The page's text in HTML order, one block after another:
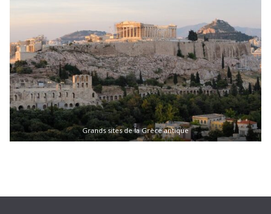
Grands sites de la Grèce antique